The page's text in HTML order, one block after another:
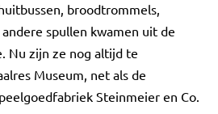
broodtrommels,
spullen kwamen uit de
Nu zijn ze nog altijd te
Museum, net als de
Steinmeier en Co.